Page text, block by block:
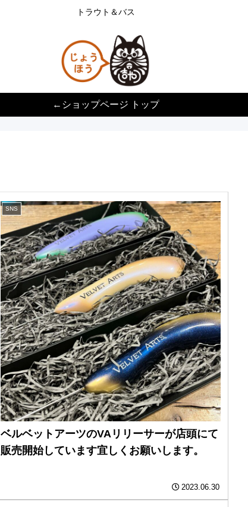
トラウト＆バス
←ショップページ トップ
SNS
ベルベットアーツのVAリリーサーが店頭にて
販売開始しています️宜しくお願いします。
2023.06.30